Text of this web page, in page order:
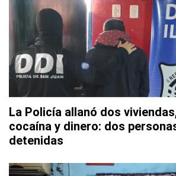
La Policía allanó dos
cocaína y dinero: dos
detenidas